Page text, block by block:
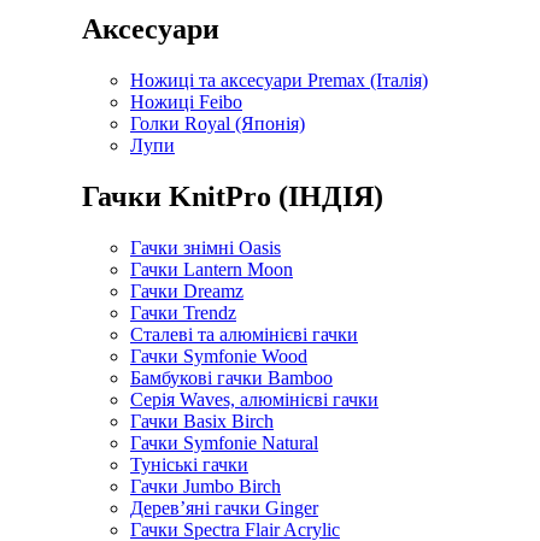
Аксесуари
Ножиці та аксесуари Premax (Італія)
Ножиці Feibo
Голки Royal (Японія)
Лупи
Гачки KnitPro (ІНДІЯ)
Гачки знімні Oasis
Гачки Lantern Moon
Гачки Dreamz
Гачки Trendz
Сталеві та алюмінієві гачки
Гачки Symfonie Wood
Бамбукові гачки Bamboo
Серія Waves, алюмінієві гачки
Гачки Basix Birch
Гачки Symfonie Natural
Туніські гачки
Гачки Jumbo Birch
Дерев’яні гачки Ginger
Гачки Spectra Flair Acrylic